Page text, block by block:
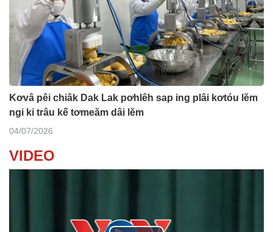
Kơvâ pêi chiâk Dak Lak pơhlêh sap ing plâi kơtóu lĕm
ngi ki trâu kế tơmeăm dâi lĕm
04/07/2026
VIDEO